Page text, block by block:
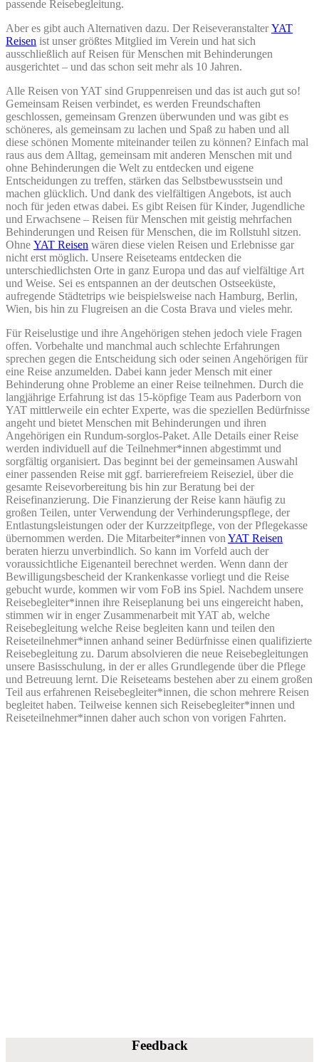
passende Reisebegleitung.
Aber es gibt auch Alternativen dazu. Der ReiseveranstalterYAT
Reisen ist unser größtes Mitglied im Verein und hat sich
ausschließlich auf Reisen für Menschen mit Behinderungen
ausgerichtet – und das schon seit mehr als 10 Jahren.
Alle Reisen von YAT sind Gruppenreisen und das ist auch gut so!
Gemeinsam Reisen verbindet, es werden Freundschaften
geschlossen, gemeinsam Grenzen überwunden und was gibt es
schöneres, als gemeinsam zu lachen und Spaß zu haben und all
diese schönen Momente miteinander teilen zu können? Einfach mal
raus aus dem Alltag, gemeinsam mit anderen Menschen mit und
ohne Behinderungen die Welt zu entdecken und eigene
Entscheidungen zu treffen, stärken das Selbstbewusstsein und
machen glücklich. Und dank des vielfältigen Angebots, ist auch
noch für jeden etwas dabei. Es gibt Reisen für Kinder, Jugendliche
und Erwachsene – Reisen für Menschen mit geistig mehrfachen
Behinderungen und Reisen für Menschen, die im Rollstuhl sitzen.
Ohne YAT Reisen wären diese vielen Reisen und Erlebnisse gar
nicht erst möglich. Unsere Reiseteams entdecken die
unterschiedlichsten Orte in ganz Europa und das auf vielfältige Art
und Weise. Sei es entspannen an der deutschen Ostseeküste,
aufregende Städtetrips wie beispielsweise nach Hamburg, Berlin,
Wien, bis hin zu Flugreisen an die Costa Brava und vieles mehr.
Für Reiselustige und ihre Angehörigen stehen jedoch viele Fragen
offen. Vorbehalte und manchmal auch schlechte Erfahrungen
sprechen gegen die Entscheidung sich oder seinen Angehörigen für
eine Reise anzumelden. Dabei kann jeder Mensch mit einer
Behinderung ohne Probleme an einer Reise teilnehmen. Durch die
langjährige Erfahrung ist das 15-köpfige Team aus Paderborn von
YAT mittlerweile ein echter Experte, was die speziellen Bedürfnisse
angeht und bietet Menschen mit Behinderungen und ihren
Angehörigen ein Rundum-sorglos-Paket. Alle Details einer Reise
werden individuell auf die Teilnehmer*innen abgestimmt und
sorgfältig organisiert. Das beginnt bei der gemeinsamen Auswahl
einer passenden Reise mit ggf. barrierefreiem Reiseziel, über die
gesamte Reisevorbereitung bis hin zur Beratung bei der
Reisefinanzierung. Die Finanzierung der Reise kann häufig zu
großen Teilen, unter Verwendung der Verhinderungspflege, der
Entlastungsleistungen oder der Kurzzeitpflege, von der Pflegekasse
übernommen werden. Die Mitarbeiter*innen von YAT Reisen
beraten hierzu unverbindlich. So kann im Vorfeld auch der
voraussichtliche Eigenanteil berechnet werden. Wenn dann der
Bewilligungsbescheid der Krankenkasse vorliegt und die Reise
gebucht wurde, kommen wir vom FoB ins Spiel. Nachdem unsere
Reisebegleiter*innen ihre Reiseplanung bei uns eingereicht haben,
stimmen wir in enger Zusammenarbeit mit YAT ab, welche
Reisebegleitung welche Reise begleiten kann und teilen den
Reiseteilnehmer*innen anhand seiner Bedürfnisse einen qualifizierte
Reisebegleitung zu. Darum absolvieren die neue Reisebegleitungen
unsere Basisschulung, in der er alles Grundlegende über die Pflege
und Betreuung lernt. Die Reiseteams bestehen aber zu einem großen
Teil aus erfahrenen Reisebegleiter*innen, die schon mehrere Reisen
begleitet haben. Teilweise kennen sich Reisebegleiter*innen und
Reiseteilnehmer*innen daher auch schon von vorigen Fahrten.
Feedback